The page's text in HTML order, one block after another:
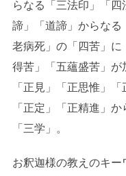
らなる「三法印」「
諦」「道諦」からなる
老病死」の「四苦」に
得苦」「五蘊盛苦」が
「正見」「正思惟」
「正定」「正精進」
「三学」。
お釈迦様の教えのキ